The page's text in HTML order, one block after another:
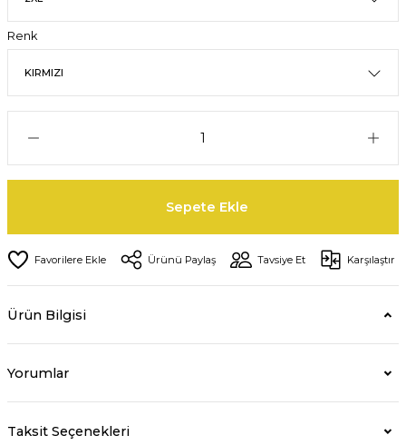
Renk
Sepete Ekle
Ürünü Paylaş Tavsiye Et Karşılaştır
Ürün Bilgisi
Yorumlar
Taksit Seçenekleri